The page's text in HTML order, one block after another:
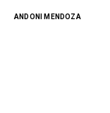
ANDONI MENDOZA